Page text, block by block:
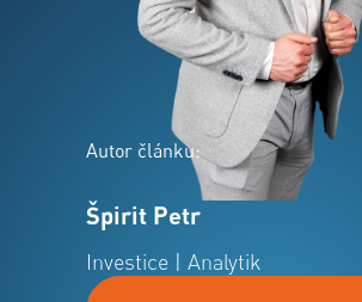
Autor článku:
Špirit Petr
Investice | Analytik